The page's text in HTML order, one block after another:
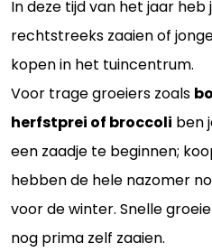
In deze tijd van het jaar heb
rechtstreeks zaaien of
kopen in het tuincentrum.
Voor trage groeiers zoals
herfstprei of broccoli ben
een zaadje te beginnen;
hebben de hele nazomer
voor de winter. Snelle
nog prima zelf zaaien.